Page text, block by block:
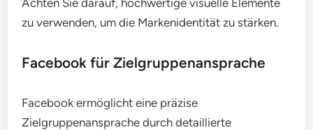
zu verwenden, um die Markenidentität zu stärken.
Facebook für Zielgruppenansprache
Facebook ermöglicht eine präzise
Zielgruppenansprache durch detaillierte